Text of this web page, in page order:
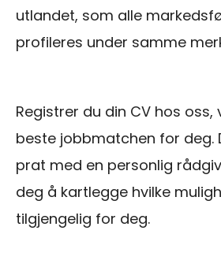
utlandet, som alle
profileres under samme
Registrer du din CV hos oss,
beste jobbmatchen for deg.
prat med en personlig
deg å kartlegge hvilke
tilgjengelig for deg.